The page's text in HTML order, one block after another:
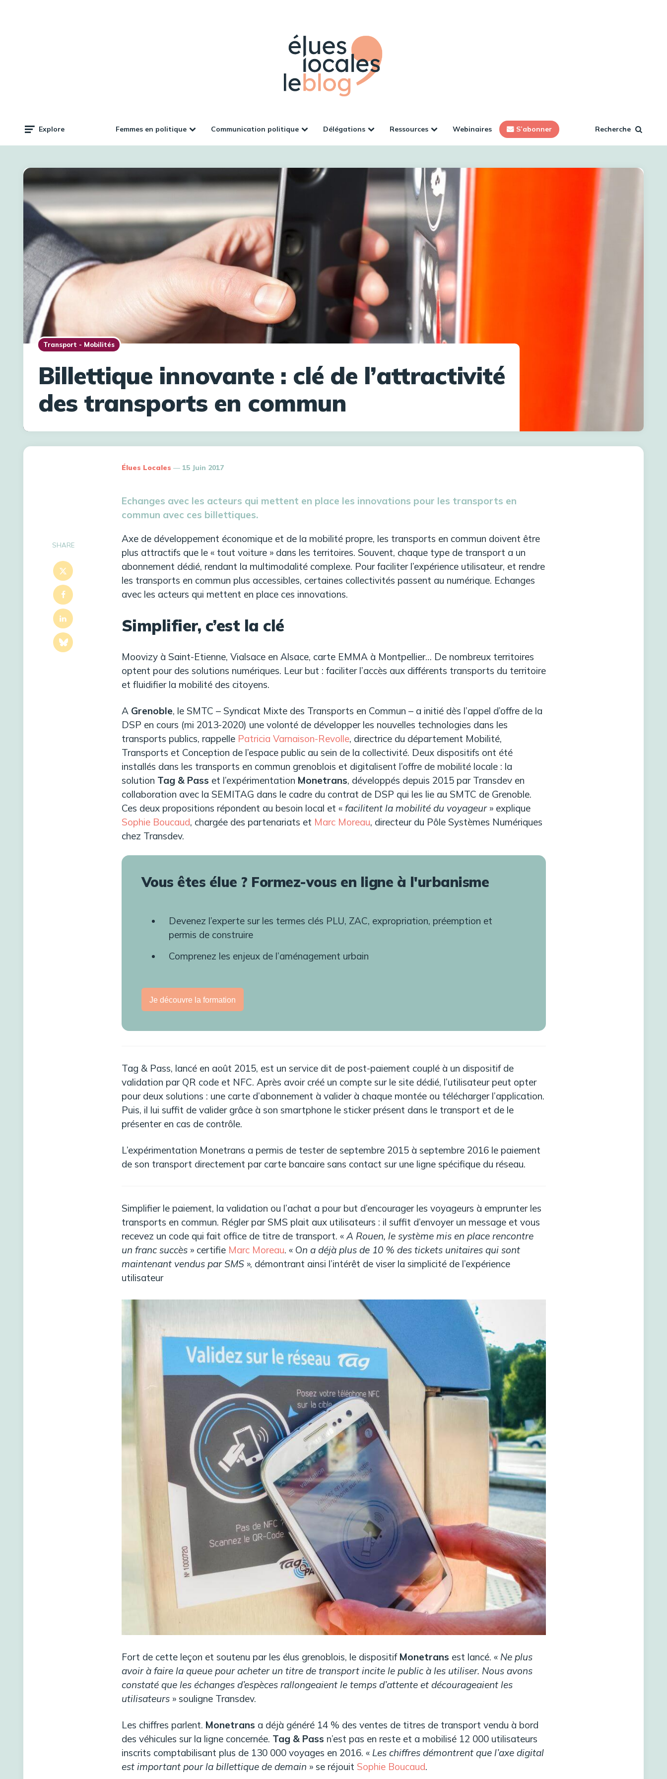
Explore Femmes en politique Communication politique Délégations Ressources Webinaires S’abonner Recherche
Transport - Mobilités
Billettique innovante : clé de l’attractivité
des transports en commun
Élues Locales 15 Juin 2017
Echanges avec les acteurs qui mettent en place les innovations pour les transports en
commun avec ces billettiques.
SHARE
Axe de développement économique et de la mobilité propre, les transports en commun doivent être
plus attractifs que le « tout voiture » dans les territoires. Souvent, chaque type de transport a un
abonnement dédié, rendant la multimodalité complexe. Pour faciliter l’expérience utilisateur, et rendre
les transports en commun plus accessibles, certaines collectivités passent au numérique. Echanges
avec les acteurs qui mettent en place ces innovations.
Simplifier, c’est la clé
Moovizy à Saint-Etienne, Vialsace en Alsace, carte EMMA à Montpellier… De nombreux territoires
optent pour des solutions numériques. Leur but : faciliter l’accès aux différents transports du territoire
et fluidifier la mobilité des citoyens.
A Grenoble, le SMTC – Syndicat Mixte des Transports en Commun – a initié dès l’appel d’offre de la
DSP en cours (mi 2013-2020) une volonté de développer les nouvelles technologies dans les
transports publics, rappelle Patricia Varnaison-Revolle, directrice du département Mobilité,
Transports et Conception de l’espace public au sein de la collectivité. Deux dispositifs ont été
installés dans les transports en commun grenoblois et digitalisent l’offre de mobilité locale : la
solution Tag & Pass et l’expérimentation Monetrans, développés depuis 2015 par Transdev en
collaboration avec la SEMITAG dans le cadre du contrat de DSP qui les lie au SMTC de Grenoble.
Ces deux propositions répondent au besoin local et « facilitent la mobilité du voyageur» explique
Sophie Boucaud, chargée des partenariats et Marc Moreau, directeur du Pôle Systèmes Numériques
chez Transdev.
Vous êtes élue ? Formez-vous en ligne à l'urbanisme
Devenez l’experte sur les termes clés PLU, ZAC, expropriation, préemption et
permis de construire
Comprenez les enjeux de l’aménagement urbain
Je découvre la formation
Tag & Pass, lancé en août 2015, est un service dit de post-paiement couplé à un dispositif de
validation par QR code et NFC. Après avoir créé un compte sur le site dédié, l’utilisateur peut opter
pour deux solutions : une carte d’abonnement à valider à chaque montée ou télécharger l’application.
Puis, il lui suffit de valider grâce à son smartphone le sticker présent dans le transport et de le
présenter en cas de contrôle.
L’expérimentation Monetrans a permis de tester de septembre 2015 à septembre 2016 le paiement
de son transport directement par carte bancaire sans contact sur une ligne spécifique du réseau.
Simplifier le paiement, la validation ou l’achat a pour but d’encourager les voyageurs à emprunter les
transports en commun. Régler par SMS plait aux utilisateurs : il suffit d’envoyer un message et vous
recevez un code qui fait office de titre de transport. «A Rouen, le système mis en place rencontre
un franc succès » certifie Marc Moreau. « On a déjà plus de 10 % des tickets unitaires qui sont
maintenant vendus par SMS», démontrant ainsi l’intérêt de viser la simplicité de l’expérience
utilisateur
Fort de cette leçon et soutenu par les élus grenoblois, le dispositif Monetrans est lancé. « Ne plus
avoir à faire la queue pour acheter un titre de transport incite le public à les utiliser. Nous avons
constaté que les échanges d’espèces rallongeaient le temps d’attente et décourageaient les
utilisateurs» souligne Transdev.
Les chiffres parlent. Monetrans a déjà généré 14 % des ventes de titres de transport vendu à bord
des véhicules sur la ligne concernée. Tag & Pass n’est pas en reste et a mobilisé 12 000 utilisateurs
inscrits comptabilisant plus de 130 000 voyages en 2016. « Les chiffres démontrent que l’axe digital
est important pour la billettique de demain » se réjouit Sophie Boucaud.